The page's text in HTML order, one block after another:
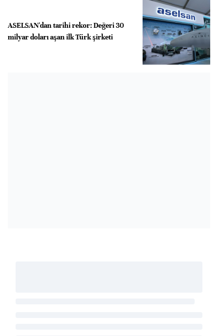
ASELSAN'dan tarihi rekor: Değeri 30
milyar doları aşan ilk Türk şirketi